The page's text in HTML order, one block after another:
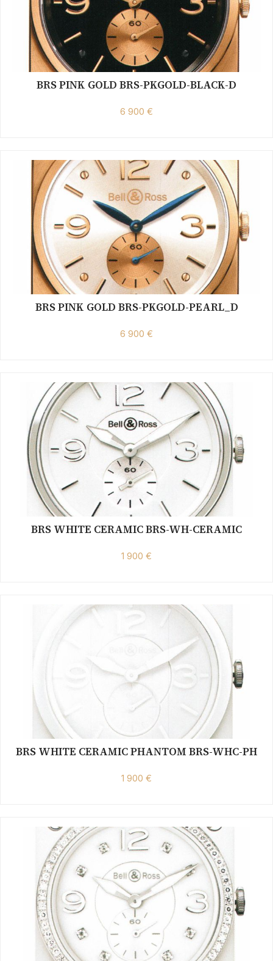
BRS PINK GOLD BRS-PKGOLD-BLACK-D
6 900 €
BRS PINK GOLD BRS-PKGOLD-PEARL_D
6 900 €
BRS WHITE CERAMIC BRS-WH-CERAMIC
1 900 €
BRS WHITE CERAMIC PHANTOM BRS-WHC-PH
1 900 €